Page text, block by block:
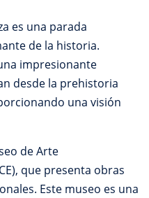
es una parada
de la historia.
impresionante
desde la prehistoria
una visión
de Arte
que presenta obras
Este museo es una